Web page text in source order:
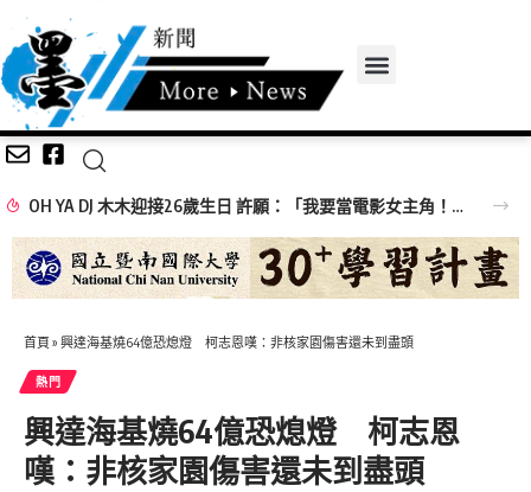
OH YA DJ 木木迎接26歲生日 許願：「我要當電影女主角！」
首頁 » 興達海基燒64億恐熄燈 柯志恩嘆：非核家園傷害還未到盡頭
熱門
興達海基燒64億恐熄燈 柯志恩
嘆：非核家園傷害還未到盡頭